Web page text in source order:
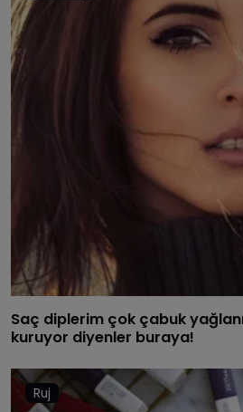
Saç diplerim çok çabuk
kuruyor diyenler buraya!
Ruj